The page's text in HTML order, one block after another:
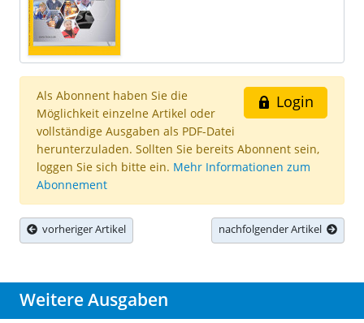
Login
Als Abonnent haben Sie die
Möglichkeit einzelne Artikel oder
vollständige Ausgaben als PDF-Datei
herunterzuladen. Sollten Sie bereits Abonnent sein,
loggen Sie sich bitte ein. Mehr Informationen zum
Abonnement
vorheriger Artikel nachfolgender Artikel
Weitere Ausgaben